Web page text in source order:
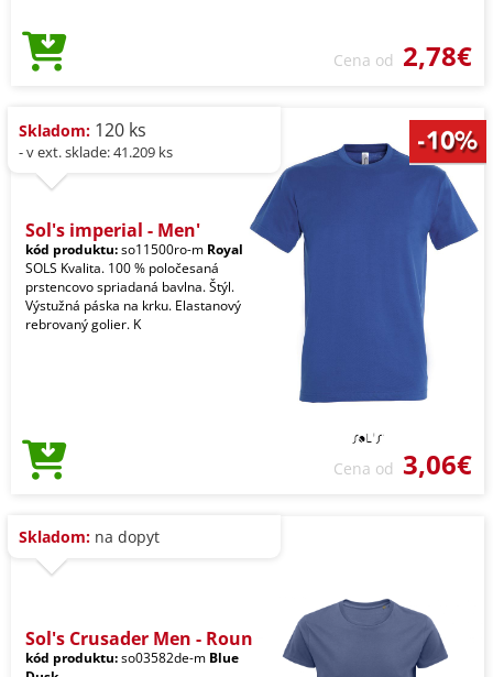
Cena od 2,78€
Skladom: 120 ks
- v ext. sklade: 41.209 ks
Sol's imperial - Men'
kód produktu:so11500ro-m Royal
SOLS Kvalita. 100 % poločesaná
prstencovo spriadaná bavlna. Štýl.
Výstužná páska na krku. Elastanový
rebrovaný golier. K
Cena od 3,06€
Skladom: na dopyt
Sol's Crusader Men - Roun
kód produktu:so03582de-m Blue